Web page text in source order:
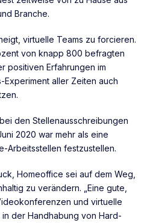
Branche.
virtuelle Teams zu forcieren.
von knapp 800 befragten
positiven Erfahrungen im
aller Zeiten auch
den Stellenausschreibungen
2020 war mehr als eine
Arbeitsstellen festzustellen.
Homeoffice sei auf dem Weg,
zu verändern. „Eine gute,
und virtuelle
in der Handhabung von Hard-